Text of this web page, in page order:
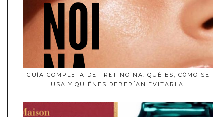
GUÍA COMPLETA DE TRETINOÍNA: QUÉ ES, CÓMO SE
USA Y QUIÉNES DEBERÍAN EVITARLA.